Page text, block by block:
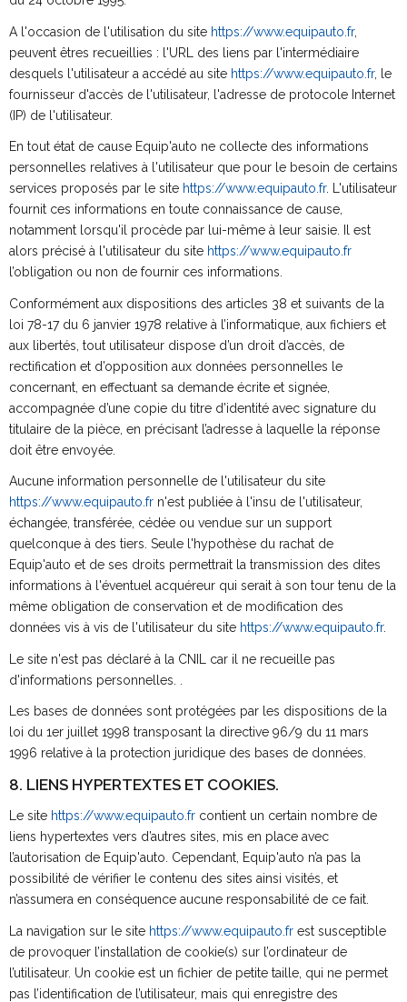
A l'occasion de l'utilisation du site https://www.equipauto.fr,
peuvent êtres recueillies : l'URL des liens par l'intermédiaire
desquels l'utilisateur a accédé au site https://www.equipauto.fr, le
fournisseur d'accès de l'utilisateur, l'adresse de protocole Internet
(IP) de l'utilisateur.
En tout état de cause Equip'auto ne collecte des informations
personnelles relatives à l'utilisateur que pour le besoin de certains
services proposés par le site https://www.equipauto.fr. L'utilisateur
fournit ces informations en toute connaissance de cause,
notamment lorsqu'il procède par lui-même à leur saisie. Il est
alors précisé à l'utilisateur du site https://www.equipauto.fr
l’obligation ou non de fournir ces informations.
Conformément aux dispositions des articles 38 et suivants de la
loi 78-17 du 6 janvier 1978 relative à l’informatique, aux fichiers et
aux libertés, tout utilisateur dispose d’un droit d’accès, de
rectification et d’opposition aux données personnelles le
concernant, en effectuant sa demande écrite et signée,
accompagnée d’une copie du titre d’identité avec signature du
titulaire de la pièce, en précisant l’adresse à laquelle la réponse
doit être envoyée.
Aucune information personnelle de l'utilisateur du site
https://www.equipauto.fr n'est publiée à l'insu de l'utilisateur,
échangée, transférée, cédée ou vendue sur un support
quelconque à des tiers. Seule l'hypothèse du rachat de
Equip'auto et de ses droits permettrait la transmission des dites
informations à l'éventuel acquéreur qui serait à son tour tenu de la
même obligation de conservation et de modification des
données vis à vis de l'utilisateur du site https://www.equipauto.fr.
Le site n'est pas déclaré à la CNIL car il ne recueille pas
d'informations personnelles. .
Les bases de données sont protégées par les dispositions de la
loi du 1er juillet 1998 transposant la directive 96/9 du 11 mars
1996 relative à la protection juridique des bases de données.
8. LIENS HYPERTEXTES ET COOKIES.
Le site https://www.equipauto.fr contient un certain nombre de
liens hypertextes vers d’autres sites, mis en place avec
l’autorisation de Equip'auto. Cependant, Equip'auto n’a pas la
possibilité de vérifier le contenu des sites ainsi visités, et
n’assumera en conséquence aucune responsabilité de ce fait.
La navigation sur le site https://www.equipauto.fr est susceptible
de provoquer l’installation de cookie(s) sur l’ordinateur de
l’utilisateur. Un cookie est un fichier de petite taille, qui ne permet
pas l’identification de l’utilisateur, mais qui enregistre des